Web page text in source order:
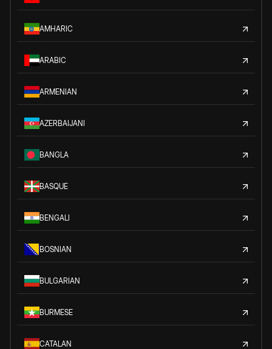
AMHARIC
ARABIC
ARMENIAN
AZERBAIJANI
BANGLA
BASQUE
BENGALI
BOSNIAN
BULGARIAN
BURMESE
CATALAN